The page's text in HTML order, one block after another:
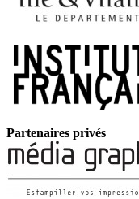
Partenaires privés